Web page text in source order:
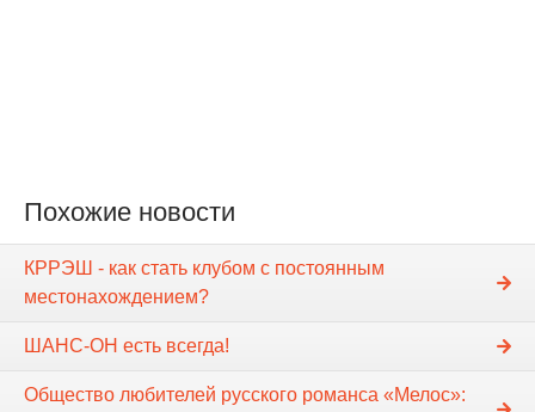
Похожие новости
КРРЭШ - как стать клубом с постоянным
местонахождением?
ШАНС-ОН есть всегда!
Общество любителей русского романса «Мелос»: